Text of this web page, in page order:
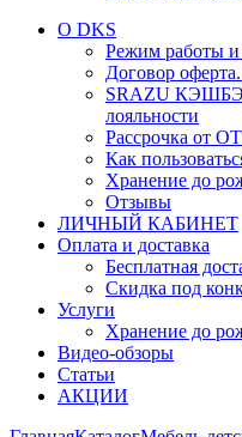
О DKS
Режим работы и
Договор
SRAZU
лояльности
Рассрочка от
Как
Хранение до
Отзывы
ЛИЧНЫЙ КАБИНЕТ
Оплата и доставка
Бесплатная
Скидка под
Услуги
Хранение до
Видео-обзоры
Статьи
АКЦИИ